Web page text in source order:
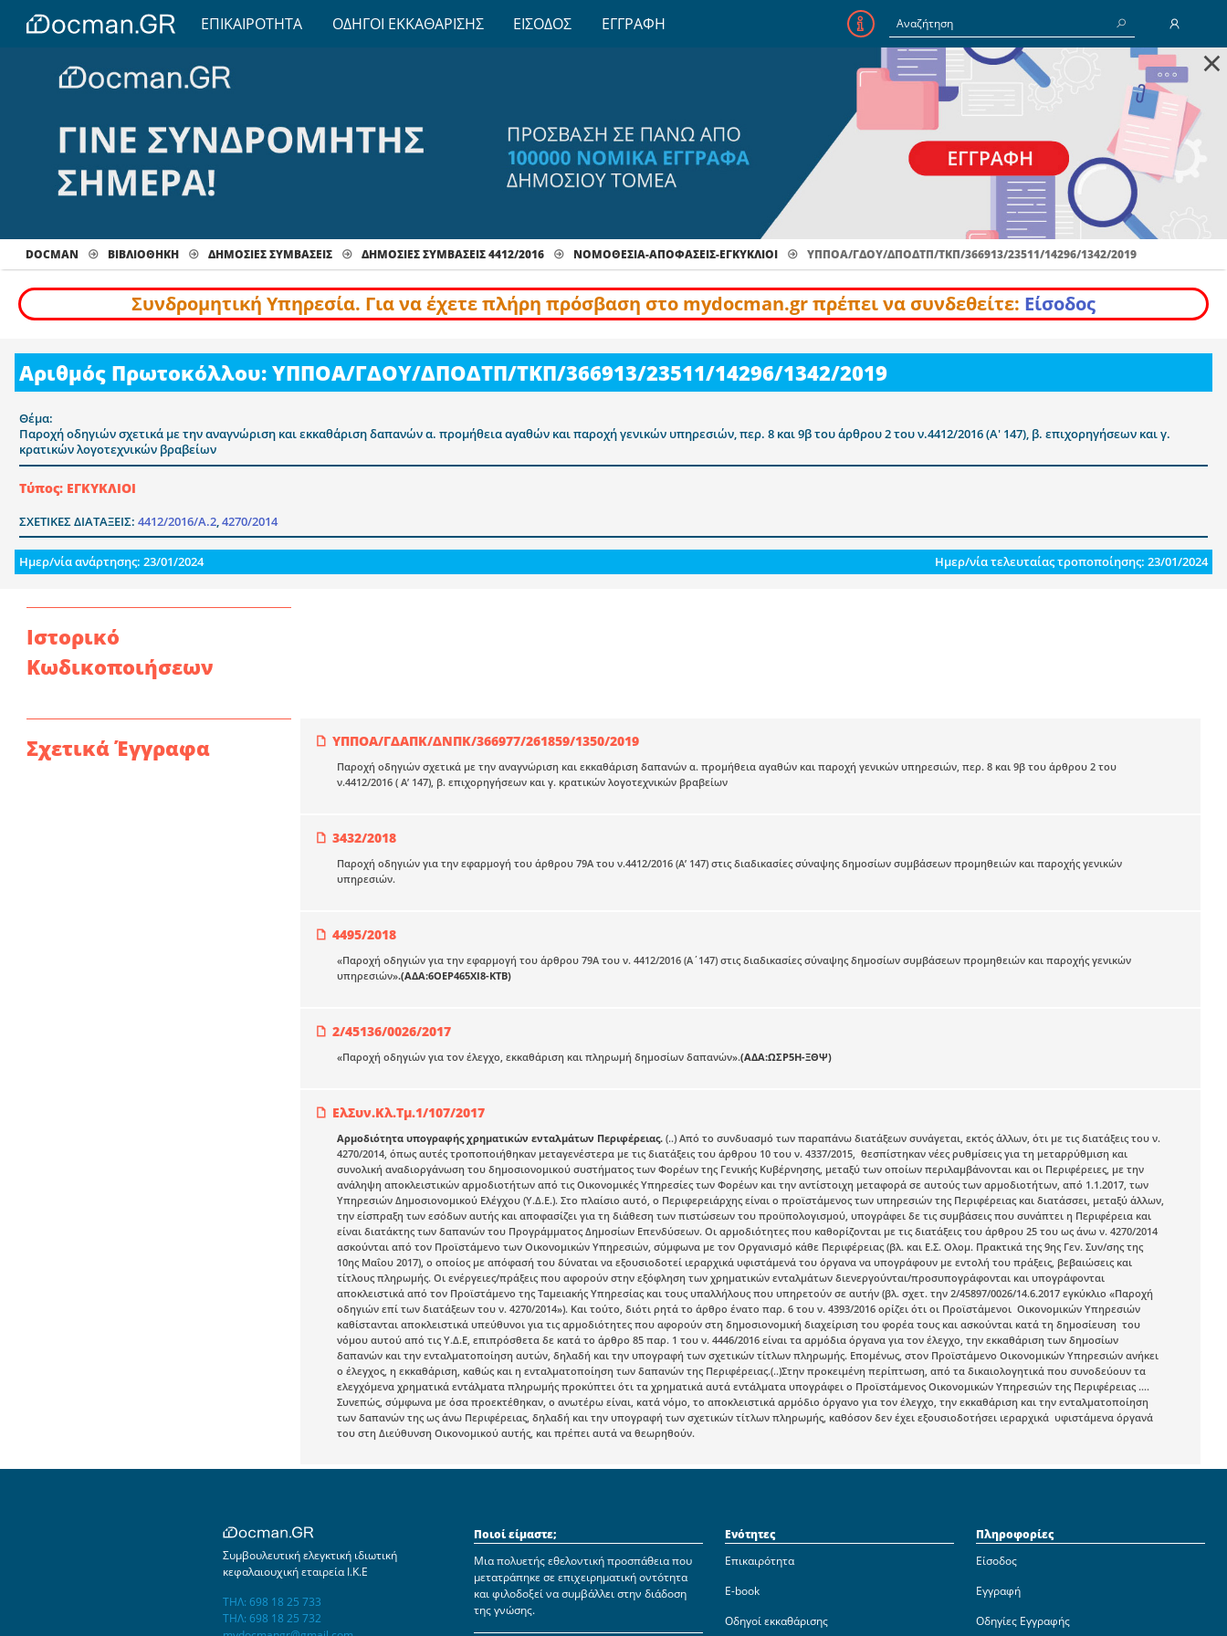
ΕΠΙΚΑΙΡΟΤΗΤΑ ΟΔΗΓΟΙ ΕΚΚΑΘΑΡΙΣΗΣ ΕΙΣΟΔΟΣ ΕΓΓΡΑΦΗ
E-Mail
Κωδικός
Να με θυμάσαι
×
DOCMAN ΒΙΒΛΙΟΘΗΚΗ ΔΗΜΟΣΙΕΣ ΣΥΜΒΑΣΕΙΣ ΔΗΜΟΣΙΕΣ ΣΥΜΒΑΣΕΙΣ 4412/2016 ΝΟΜΟΘΕΣΊΑ-ΑΠΟΦΆΣΕΙΣ-ΕΓΚΎΚΛΙΟΙ ΥΠΠΟΑ/ΓΔΟΥ/ΔΠΟΔΤΠ/ΤΚΠ/366913/23511/14296/1342/2019
Συνδρομητική Υπηρεσία. Για να έχετε πλήρη πρόσβαση στο mydocman.gr πρέπει να συνδεθείτε: Είσοδος
Αριθμός Πρωτοκόλλου: ΥΠΠΟΑ/ΓΔΟΥ/ΔΠΟΔΤΠ/ΤΚΠ/366913/23511/14296/1342/2019
Θέμα:
Παροχή οδηγιών σχετικά με την αναγνώριση και εκκαθάριση δαπανών α. προμήθεια αγαθών και παροχή γενικών υπηρεσιών, περ. 8 και 9β του άρθρου 2 του ν.4412/2016 (Α' 147), β. επιχορηγήσεων και γ.
κρατικών λογοτεχνικών βραβείων
Τύπος: ΕΓΚΥΚΛΙΟΙ
ΣΧΕΤΙΚΕΣ ΔΙΑΤΑΞΕΙΣ: 4412/2016/Α.2 4270/2014
Ημερ/νία ανάρτησης: 23/01/2024 Ημερ/νία τελευταίας τροποποίησης: 23/01/2024
Ιστορικό
Κωδικοποιήσεων
Σχετικά Έγγραφα ΥΠΠΟΑ/ΓΔΑΠΚ/ΔΝΠΚ/366977/261859/1350/2019
Παροχή οδηγιών σχετικά με την αναγνώριση και εκκαθάριση δαπανών α. προμήθεια αγαθών και παροχή γενικών υπηρεσιών, περ. 8 και 9β του άρθρου 2 του
ν.4412/2016 ( Α’ 147), β. επιχορηγήσεων και γ. κρατικών λογοτεχνικών βραβείων
3432/2018
Παροχή οδηγιών για την εφαρμογή του άρθρου 79Α του ν.4412/2016 (Α’ 147) στις διαδικασίες σύναψης δημοσίων συμβάσεων προμηθειών και παροχής γενικών
υπηρεσιών.
4495/2018
«Παροχή οδηγιών για την εφαρμογή του άρθρου 79Α του ν. 4412/2016 (Α΄147) στις διαδικασίες σύναψης δημοσίων συμβάσεων προμηθειών και παροχής γενικών
υπηρεσιών».(ΑΔΑ:6ΟΕΡ465ΧΙ8-ΚΤΒ)
2/45136/0026/2017
«Παροχή οδηγιών για τον έλεγχο, εκκαθάριση και πληρωμή δημοσίων δαπανών».(ΑΔΑ:ΩΣΡ5Η-ΞΘΨ)
ΕλΣυν.Κλ.Τμ.1/107/2017
Αρμοδιότητα υπογραφής χρηματικών ενταλμάτων Περιφέρειας. (..) Από το συνδυασμό των παραπάνω διατάξεων συνάγεται, εκτός άλλων, ότι με τις διατάξεις του ν.
4270/2014, όπως αυτές τροποποιήθηκαν μεταγενέστερα με τις διατάξεις του άρθρου 10 του ν. 4337/2015, θεσπίστηκαν νέες ρυθμίσεις για τη μεταρρύθμιση και
συνολική αναδιοργάνωση του δημοσιονομικού συστήματος των Φορέων της Γενικής Κυβέρνησης, μεταξύ των οποίων περιλαμβάνονται και οι Περιφέρειες, με την
ανάληψη αποκλειστικών αρμοδιοτήτων από τις Οικονομικές Υπηρεσίες των Φορέων και την αντίστοιχη μεταφορά σε αυτούς των αρμοδιοτήτων, από 1.1.2017, των
Υπηρεσιών Δημοσιονομικού Ελέγχου (Υ.Δ.Ε.). Στο πλαίσιο αυτό, ο Περιφερειάρχης είναι ο προϊστάμενος των υπηρεσιών της Περιφέρειας και διατάσσει, μεταξύ άλλων,
την είσπραξη των εσόδων αυτής και αποφασίζει για τη διάθεση των πιστώσεων του προϋπολογισμού, υπογράφει δε τις συμβάσεις που συνάπτει η Περιφέρεια και
είναι διατάκτης των δαπανών του Προγράμματος Δημοσίων Επενδύσεων. Οι αρμοδιότητες που καθορίζονται με τις διατάξεις του άρθρου 25 του ως άνω ν. 4270/2014
ασκούνται από τον Προϊστάμενο των Οικονομικών Υπηρεσιών, σύμφωνα με τον Οργανισμό κάθε Περιφέρειας (βλ. και Ε.Σ. Ολομ. Πρακτικά της 9ης Γεν. Συν/σης της
10ης Μαΐου 2017), ο οποίος με απόφασή του δύναται να εξουσιοδοτεί ιεραρχικά υφιστάμενά του όργανα να υπογράφουν με εντολή του πράξεις, βεβαιώσεις και
τίτλους πληρωμής. Οι ενέργειες/πράξεις που αφορούν στην εξόφληση των χρηματικών ενταλμάτων διενεργούνται/προσυπογράφονται και υπογράφονται
αποκλειστικά από τον Προϊστάμενο της Ταμειακής Υπηρεσίας και τους υπαλλήλους που υπηρετούν σε αυτήν (βλ. σχετ. την 2/45897/0026/14.6.2017 εγκύκλιο «Παροχή
οδηγιών επί των διατάξεων του ν. 4270/2014»). Και τούτο, διότι ρητά το άρθρο ένατο παρ. 6 του ν. 4393/2016 ορίζει ότι οι Προϊστάμενοι Οικονομικών Υπηρεσιών
καθίστανται αποκλειστικά υπεύθυνοι για τις αρμοδιότητες που αφορούν στη δημοσιονομική διαχείριση του φορέα τους και ασκούνται κατά τη δημοσίευση του
νόμου αυτού από τις Υ.Δ.Ε, επιπρόσθετα δε κατά το άρθρο 85 παρ. 1 του ν. 4446/2016 είναι τα αρμόδια όργανα για τον έλεγχο, την εκκαθάριση των δημοσίων
δαπανών και την ενταλματοποίηση αυτών, δηλαδή και την υπογραφή των σχετικών τίτλων πληρωμής. Επομένως, στον Προϊστάμενο Οικονομικών Υπηρεσιών ανήκει
ο έλεγχος, η εκκαθάριση, καθώς και η ενταλματοποίηση των δαπανών της Περιφέρειας.(..)Στην προκειμένη περίπτωση, από τα δικαιολογητικά που συνοδεύουν τα
ελεγχόμενα χρηματικά εντάλματα πληρωμής προκύπτει ότι τα χρηματικά αυτά εντάλματα υπογράφει ο Προϊστάμενος Οικονομικών Υπηρεσιών της Περιφέρειας ….
Συνεπώς, σύμφωνα με όσα προεκτέθηκαν, ο ανωτέρω είναι, κατά νόμο, το αποκλειστικά αρμόδιο όργανο για τον έλεγχο, την εκκαθάριση και την ενταλματοποίηση
των δαπανών της ως άνω Περιφέρειας, δηλαδή και την υπογραφή των σχετικών τίτλων πληρωμής, καθόσον δεν έχει εξουσιοδοτήσει ιεραρχικά υφιστάμενα όργανά
του στη Διεύθυνση Οικονομικού αυτής, και πρέπει αυτά να θεωρηθούν.
Συμβουλευτική ελεγκτική ιδιωτική
κεφαλαιουχική εταιρεία Ι.Κ.Ε
ΤΗΛ: 698 18 25 733
ΤΗΛ: 698 18 25 732
Ποιοί είμαστε;
Μια πολυετής εθελοντική προσπάθεια που
μετατράπηκε σε επιχειρηματική οντότητα
και φιλοδοξεί να συμβάλλει στην διάδοση
της γνώσης.
Ενότητες
Επικαιρότητα
E-book
Οδηγοί εκκαθάρισης
Πληροφορίες
Είσοδος
Εγγραφή
Οδηγίες Εγγραφής